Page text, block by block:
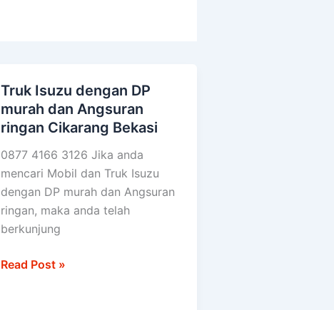
Truk Isuzu dengan DP
murah dan Angsuran
ringan Cikarang Bekasi
0877 4166 3126 Jika anda
mencari Mobil dan Truk Isuzu
dengan DP murah dan Angsuran
ringan, maka anda telah
berkunjung
Truk
Isuzu
dengan
Angsuran
ringan
Cikarang
Bekasi
Read Post »